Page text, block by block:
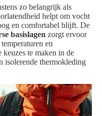
zo belangrijk als
helpt om vocht
en comfortabel blijft. De
basislagen zorgt ervoor
en
te maken in de
isolerende thermokleding